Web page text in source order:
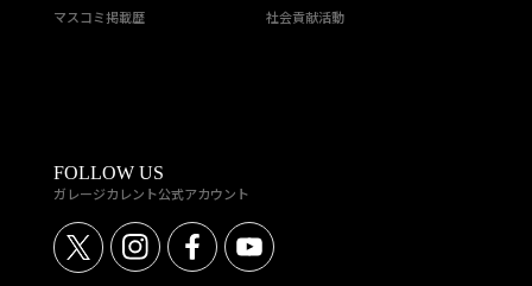
マスコミ掲載歴
社会貢献活動
FOLLOW US
ガレージカレント公式アカウント